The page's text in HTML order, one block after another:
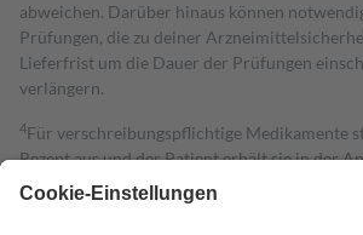
abweichen. Darüber hinaus können
Prüfungen, die zu deiner
Lieferfrist um die Dauer der Prüfungen
verlängern.
4Für verschreibungspflichtige Medikamente
Rezept aus und der Patient erhält sie in der
gesetzliche Krankenversicherung übernimmt
Kosten dafür, der Versicherte trägt einen Teil